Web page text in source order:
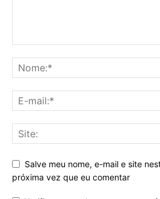
Salve meu nome, e-mail e site
próxima vez que eu comentar